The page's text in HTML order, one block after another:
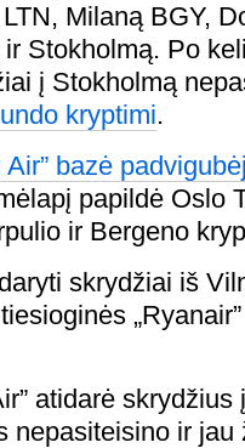
Milaną BGY,
Stokholmą. Po
į Stokholmą
kryptimi.
bazė
papildė Oslo
ir Bergeno
skrydžiai iš
atidarė
nepasiteisino ir jau